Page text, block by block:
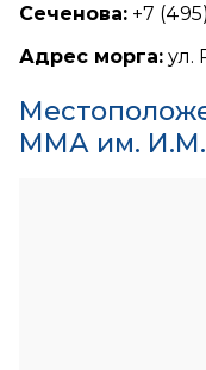
Сеченова: +7
Адрес морга: ул.
ММА им. И.М.